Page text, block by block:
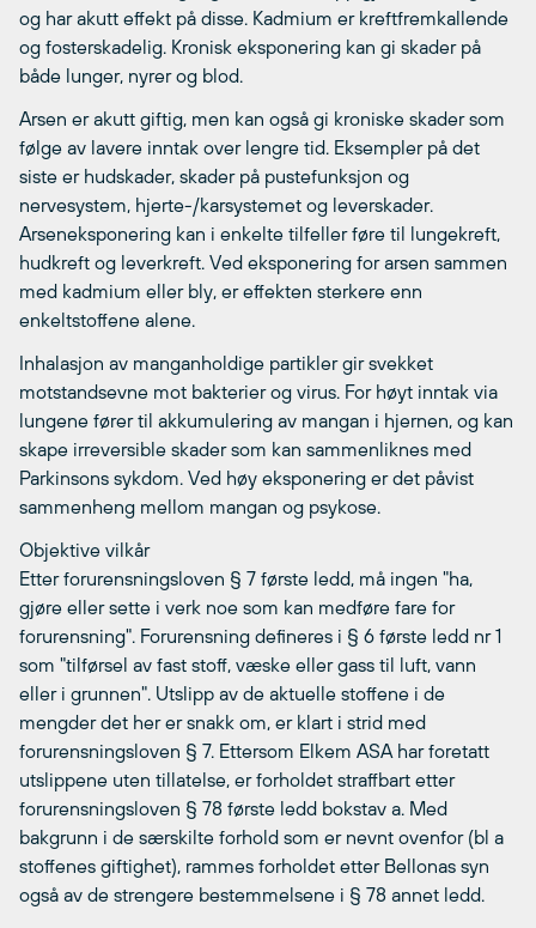
og har akutt effekt på disse. Kadmium er kreftfremkallende
og fosterskadelig. Kronisk eksponering kan gi skader på
både lunger, nyrer og blod.
Arsen er akutt giftig, men kan også gi kroniske skader som
følge av lavere inntak over lengre tid. Eksempler på det
siste er hudskader, skader på pustefunksjon og
nervesystem, hjerte-/karsystemet og leverskader.
Arseneksponering kan i enkelte tilfeller føre til lungekreft,
hudkreft og leverkreft. Ved eksponering for arsen sammen
med kadmium eller bly, er effekten sterkere enn
enkeltstoffene alene.
Inhalasjon av manganholdige partikler gir svekket
motstandsevne mot bakterier og virus. For høyt inntak via
lungene fører til akkumulering av mangan i hjernen, og kan
skape irreversible skader som kan sammenliknes med
Parkinsons sykdom. Ved høy eksponering er det påvist
sammenheng mellom mangan og psykose.
Objektive vilkår
Etter forurensningsloven § 7 første ledd, må ingen "ha,
gjøre eller sette i verk noe som kan medføre fare for
forurensning". Forurensning defineres i § 6 første ledd nr 1
som "tilførsel av fast stoff, væske eller gass til luft, vann
eller i grunnen". Utslipp av de aktuelle stoffene i de
mengder det her er snakk om, er klart i strid med
forurensningsloven § 7. Ettersom Elkem ASA har foretatt
utslippene uten tillatelse, er forholdet straffbart etter
forurensningsloven § 78 første ledd bokstav a. Med
bakgrunn i de særskilte forhold som er nevnt ovenfor (bl a
stoffenes giftighet), rammes forholdet etter Bellonas syn
også av de strengere bestemmelsene i § 78 annet ledd.